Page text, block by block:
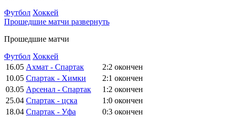
Футбол Хоккей
Прошедшие матчи развернуть
Прошедшие матчи
Футбол Хоккей
16.05 Ахмат - Спартак 2:2 окончен
10.05 Спартак - Химки 2:1 окончен
03.05 Арсенал - Спартак 1:2 окончен
25.04 Спартак - цска 1:0 окончен
18.04 Спартак - Уфа 0:3 окончен